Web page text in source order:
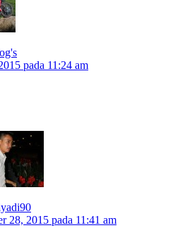
pada 11:24 am
28, 2015 pada 11:41 am